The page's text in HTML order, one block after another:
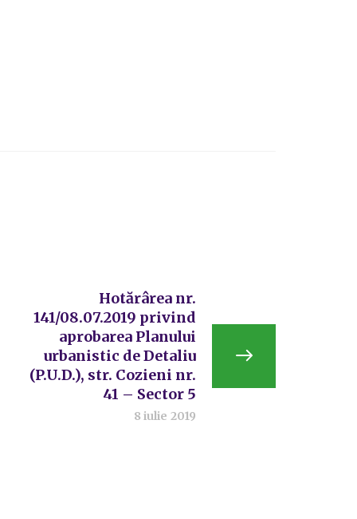
Hotărârea nr.
141/08.07.2019 privind
aprobarea Planului
urbanistic de Detaliu
(P.U.D.), str. Cozieni nr.
41 – Sector 5
8 iulie 2019